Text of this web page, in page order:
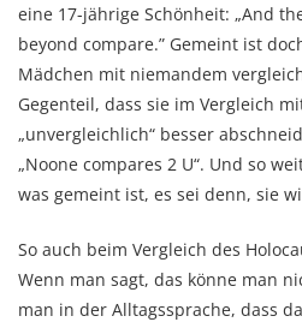
eine 17-jährige Schönheit: „And
beyond compare.” Gemeint ist
Mädchen mit niemandem
Gegenteil, dass sie im Vergleich
„unvergleichlich“ besser
„Noone compares 2 U“. Und so
was gemeint ist, es sei denn, sie
So auch beim Vergleich des
Wenn man sagt, das könne man
man in der Alltagssprache, dass